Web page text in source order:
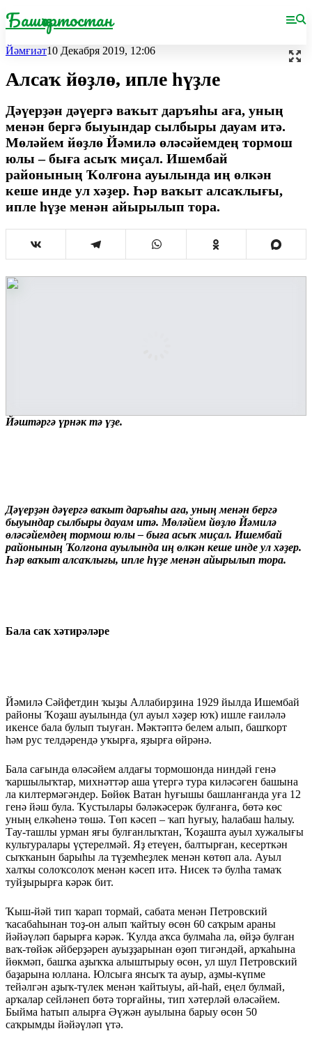
Башҡортостан
Йәмғиәт10 Декабря 2019, 12:06
Алсаҡ йөҙлө, ипле һүҙле
Дәүерҙән дәүергә ваҡыт даръяһы аға, уның
менән бергә быуындар сылбыры дауам итә.
Мөләйем йөҙлө Йәмилә өләсәйемдең тормош
юлы – быға асыҡ миҫал. Ишембай
районының Ҡолғона ауылында иң өлкән
кеше инде ул хәҙер. Һәр ваҡыт алсаҡлығы,
ипле һүҙе менән айырылып тора.
Йәштәргә үрнәк тә үҙе.
Дәүерҙән дәүергә ваҡыт даръяһы аға, уның менән бергә
быуындар сылбыры дауам итә. Мөләйем йөҙлө Йәмилә
өләсәйемдең тормош юлы – быға асыҡ миҫал. Ишембай
районының Ҡолғона ауылында иң өлкән кеше инде ул хәҙер.
Һәр ваҡыт алсаҡлығы, ипле һүҙе менән айырылып тора.
Бала саҡ хәтирәләре
Йәмилә Сәйфетдин ҡыҙы Алла­бирҙина 1929 йылда Ишембай
районы Ҡоҙаш ауылында (ул ауыл хәҙер юҡ) ишле ғаиләлә
икенсе бала булып тыуған. Мәктәптә белем алып, баш­ҡорт
һәм рус телдәрендә уҡырға, яҙырға өйрәнә.
Бала сағында өләсәйем алдағы тормо­шонда ниндәй генә
ҡаршы­лыҡтар, михнәттәр аша үтергә тура киләсәген башына
ла килтермәгәндер. Бөйөк Ватан һуғышы башланғанда уға 12
генә йәш була. Ҡустылары бәләкәсерәк булғанға, бөтә көс
уның елкәһенә төшә. Төп кәсеп – ҡап һуғыу, һалабаш һалыу.
Тау-ташлы урман яғы булғанлыҡтан, Ҡоҙашта ауыл хужалығы
культуралары үҫтерелмәй. Яҙ етеүен, балтырған, кесерткән
сыҡҡанын барыһы ла түҙемһеҙлек менән көтөп ала. Ауыл
халҡы солоҡ­солоҡ менән кәсеп итә. Нисек тә булһа тамаҡ
туйҙырырға кәрәк бит.
Ҡыш-йәй тип ҡарап тормай, сабата менән Петровский
ҡасабаһынан тоҙ-он алып ҡайтыу өсөн 60 саҡрым араны
йәйәүләп барырға кәрәк. Ҡулда аҡса булмаһа ла, өйҙә булған
ваҡ-төйәк әйберҙәрен ауыҙҙарынан өҙөп тигәндәй, арҡаһына
йөкмәп, башҡа аҙыҡҡа алыштырыу өсөн, ул шул Петровский
баҙарына юллана. Юлсыға янсыҡ та ауыр, аҙмы-күпме
тейәлгән аҙыҡ-түлек менән ҡайтыуы, ай-һай, еңел булмай,
арҡалар сейләнеп бөтә торғайны, тип хәтерләй өләсәйем.
Быйма һатып алырға Әүжән ауылына барыу өсөн 50
саҡрымды йәйәүләп үтә.